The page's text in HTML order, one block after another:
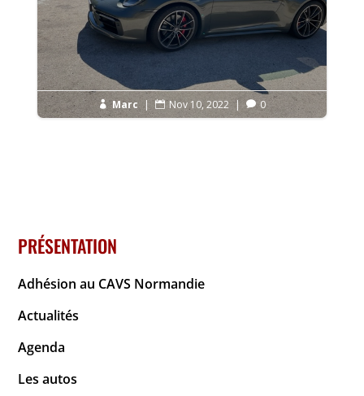
 Marc |  Nov 10, 2022 |  0
PRÉSENTATION
Adhésion au CAVS Normandie
Actualités
Agenda
Les autos